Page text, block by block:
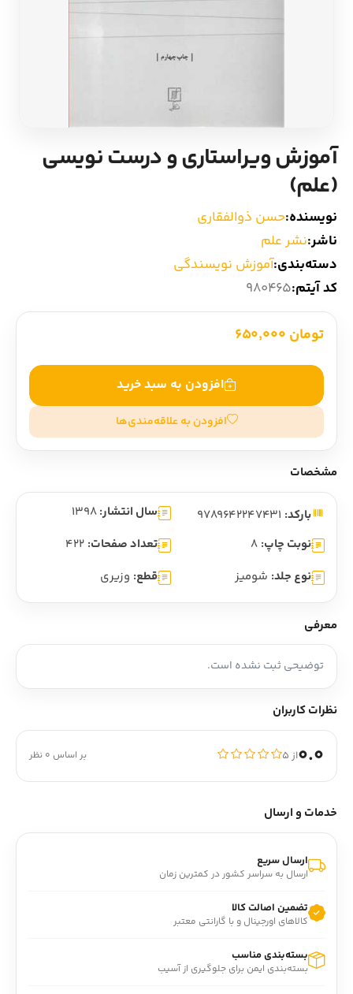
شعر و متون کهن
ادبیات
آموزش ویراستاری و درست نویسی
(علم)
نویسنده:حسن ذوالفقاری
ناشر:نشر علم
دسته‌بندی:آموزش نویسندگی
کد آیتم:980465
تومان 650,000
افزودن به سبد خرید
افزودن به علاقه‌مندی‌ها
مشخصات
بارکد: سال انتشار: 1398
نوبت چاپ: 8 تعداد صفحات: 422
نوع جلد: شومیز قطع: وزیری
معرفی
توضیحی ثبت نشده است.
نظرات کاربران
0.0از ۵ بر اساس 0 نظر
خدمات و ارسال
ارسال سریع
ارسال به سراسر کشور در کمترین زمان
تضمین اصالت کالا
کالاهای اورجینال و با گارانتی معتبر
بسته‌بندی مناسب
بسته‌بندی ایمن برای جلوگیری از آسیب